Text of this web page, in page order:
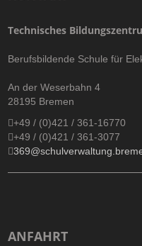
Technisches
Berufsbildende Schule für
An der Weserbahn 4
28195 Bremen
+49 / (0)421 / 361-16770
+49 / (0)421 / 361-3077
ANFAHRT